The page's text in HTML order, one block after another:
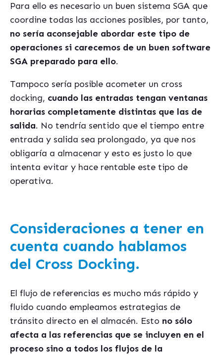
Para ello es necesario un buen sistema SGA que
coordine todas las acciones posibles, por tanto,
no sería aconsejable abordar este tipo de
operaciones si carecemos de un buen software
SGA preparado para ello.
Tampoco sería posible acometer un cross
docking, cuando las entradas tengan ventanas
horarias completamente distintas que las de
salida. No tendría sentido que el tiempo entre
entrada y salida sea prolongado, ya que nos
obligaría a almacenar y esto es justo lo que
intenta evitar y hace rentable este tipo de
operativa.
Consideraciones a tener en
cuenta cuando hablamos
del Cross Docking.
El flujo de referencias es mucho más rápido y
fluido cuando empleamos estrategias de
tránsito directo en el almacén. Esto no sólo
afecta a las referencias que se incluyen en el
proceso sino a todos los flujos de la